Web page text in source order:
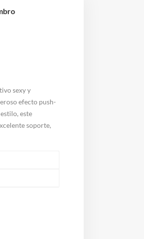
sexy y
efecto push-
este
soporte,